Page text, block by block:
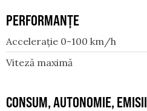
PERFORMANȚE
Accelerație 0-100 km/h
Viteză maximă
CONSUM, AUTONOMIE, EMISII